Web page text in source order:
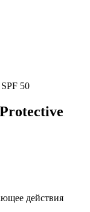
50
действия